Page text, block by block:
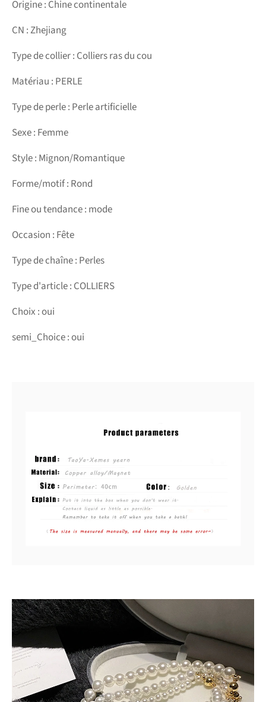
Origine : Chine continentale
CN : Zhejiang
Type de collier : Colliers ras du cou
Matériau : PERLE
Type de perle : Perle artificielle
Sexe : Femme
Style : Mignon/Romantique
Forme/motif : Rond
Fine ou tendance : mode
Occasion : Fête
Type de chaîne : Perles
Type d'article : COLLIERS
Choix : oui
semi_Choice : oui